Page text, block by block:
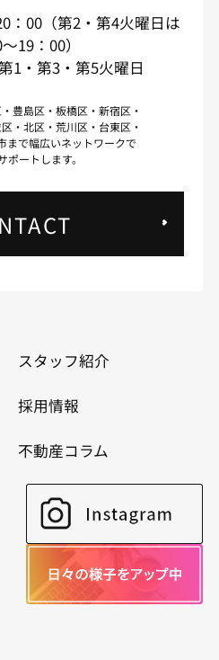
：00（第2・第4火曜日は
19：00）
1・第3・第5火曜日
豊島区・板橋区・新宿区・
・北区・荒川区・台東区・
まで幅広いネットワークで
ポートします。
スタッフ紹介
採用情報
不動産コラム